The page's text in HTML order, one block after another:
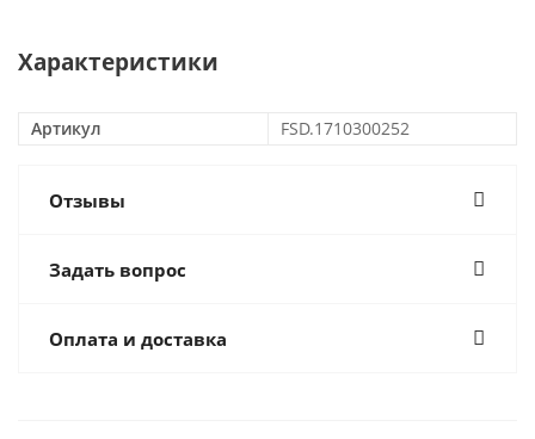
Характеристики
Артикул FSD.1710300252
Отзывы
Задать вопрос
Оплата и доставка